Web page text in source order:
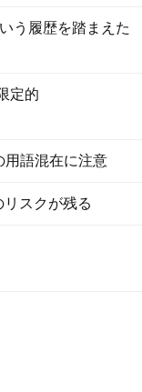
う履歴を踏まえた
定的
用語混在に注意
スクが残る